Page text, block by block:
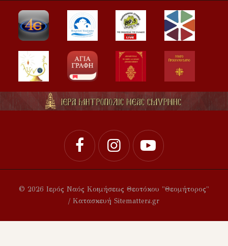
© 2026 Ιερός Ναός Κοιμήσεως Θεοτόκου "Θεομήτορος"
/ Κατασκευή Sitematters.gr